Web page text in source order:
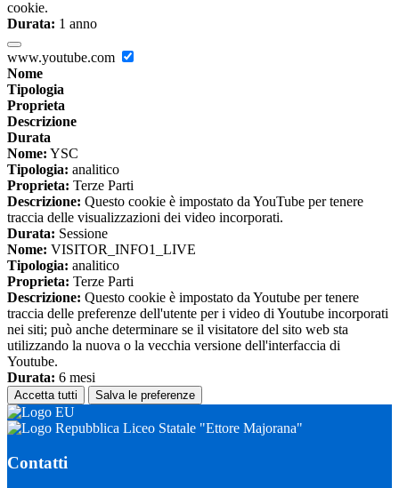
cookie.
Durata: 1 anno
www.youtube.com
Nome
Tipologia
Proprieta
Descrizione
Durata
Nome: YSC
Tipologia: analitico
Proprieta: Terze Parti
Descrizione: Questo cookie è impostato da YouTube per tenere
traccia delle visualizzazioni dei video incorporati.
Durata: Sessione
Nome: VISITOR_INFO1_LIVE
Tipologia: analitico
Proprieta: Terze Parti
Descrizione: Questo cookie è impostato da Youtube per tenere
traccia delle preferenze dell'utente per i video di Youtube incorporati
nei siti; può anche determinare se il visitatore del sito web sta
utilizzando la nuova o la vecchia versione dell'interfaccia di
Youtube.
Durata: 6 mesi
Accetta tutti Salva le preferenze
Liceo Statale "Ettore Majorana"
Contatti